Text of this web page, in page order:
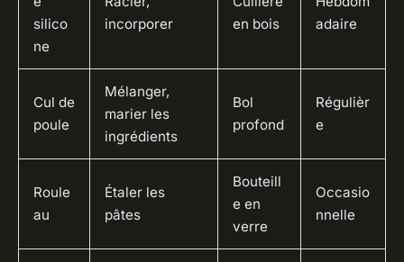
silico
ne
incorporer
en bois
adaire
Cul de
poule
Mélanger,
marier les
ingrédients
Bol
profond
Régulièr
e
Roule
au
Étaler les
pâtes
Bouteill
e en
verre
Occasio
nnelle